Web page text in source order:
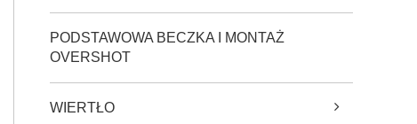
PODSTAWOWA BECZKA I MONTAŻ
OVERSHOT
WIERTŁO